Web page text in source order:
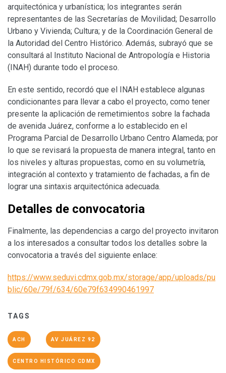
arquitectónica y urbanística; los integrantes serán
representantes de las Secretarías de Movilidad; Desarrollo
Urbano y Vivienda; Cultura; y de la Coordinación General de
la Autoridad del Centro Histórico. Además, subrayó que se
consultará al Instituto Nacional de Antropología e Historia
(INAH) durante todo el proceso.
En este sentido, recordó que el INAH establece algunas
condicionantes para llevar a cabo el proyecto, como tener
presente la aplicación de remetimientos sobre la fachada
de avenida Juárez, conforme a lo establecido en el
Programa Parcial de Desarrollo Urbano Centro Alameda; por
lo que se revisará la propuesta de manera integral, tanto en
los niveles y alturas propuestas, como en su volumetría,
integración al contexto y tratamiento de fachadas, a fin de
lograr una sintaxis arquitectónica adecuada.
Detalles de convocatoria
Finalmente, las dependencias a cargo del proyecto invitaron
a los interesados a consultar todos los detalles sobre la
convocatoria a través del siguiente enlace:
https://www.seduvi.cdmx.gob.mx/storage/app/uploads/pu
blic/60e/79f/634/60e79f634990461997
TAGS
ACH AV JUÁREZ 92
CENTRO HISTÓRICO CDMX